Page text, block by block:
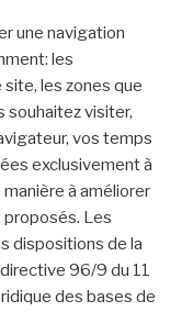
une navigation
les
les zones que
souhaitez visiter,
vos temps
exclusivement à
à améliorer
proposés. Les
dispositions de la
96/9 du 11
des bases de